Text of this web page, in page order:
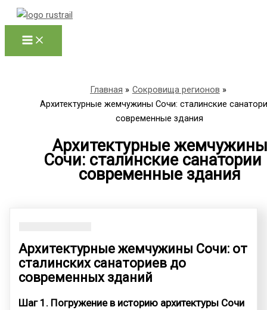
Перейти
к
содержимому
Главная
Сокровища регионов
Архитектурные жемчужины Сочи: сталинские
современные здания
Архитектурные жемчужины
Сочи: сталинские санатории
современные здания
Архитектурные жемчужины Сочи: от
сталинских санаториев до
современных зданий
Шаг 1. Погружение в историю архитектуры Сочи